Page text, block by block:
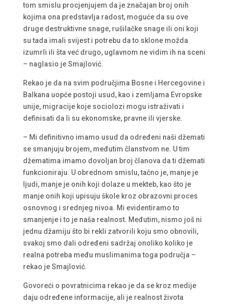
tom smislu procjenjujem da je značajan broj onih
kojima ona predstavlja radost, moguće da su ove
druge destruktivne snage, rušilačke snage ili oni koji
su tada imali svijest i potrebu da to sklone možda
izumrli ili šta već drugo, uglavnom ne vidim ih na sceni
– naglasio je Smajlović.
Rekao je da na svim područjima Bosne i Hercegovine i
Balkana uopće postoji usud, kao i zemljama Evropske
unije, migracije koje sociolozi mogu istraživati i
definisati da li su ekonomske, pravne ili vjerske.
– Mi definitivno imamo usud da određeni naši džemati
se smanjuju brojem, međutim članstvom ne. U tim
džematima imamo dovoljan broj članova da ti džemati
funkcioniraju. U obrednom smislu, tačno je, manje je
ljudi, manje je onih koji dolaze u mekteb, kao što je
manje onih koji upisuju škole kroz obrazovni proces
osnovnog i srednjeg nivoa. Mi evidentiramo to
smanjenje i to je naša realnost. Međutim, nismo još ni
jednu džamiju što bi rekli zatvorili koju smo obnovili,
svakoj smo dali određeni sadržaj onoliko koliko je
realna potreba među muslimanima toga područja –
rekao je Smajlović.
Govoreći o povratnicima rekao je da se kroz medije
daju određene informacije, ali je realnost života